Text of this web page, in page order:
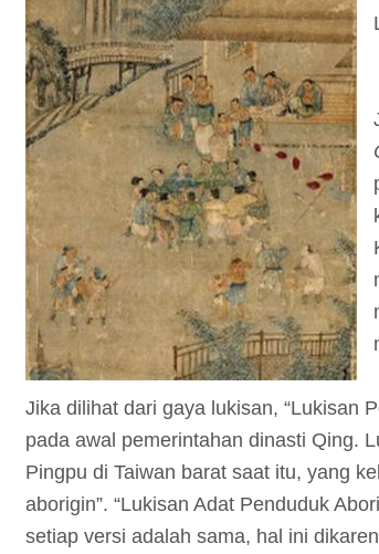
Jika dilihat dari gaya lukisan, “Lukisan
pada awal pemerintahan dinasti Qing.
Pingpu di Taiwan barat saat itu, yang
aborigin”. “Lukisan Adat Penduduk
setiap versi adalah sama, hal ini